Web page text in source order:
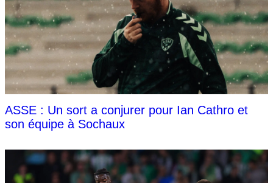
ASSE : Un sort a conjurer pour Ian Cathro et
son équipe à Sochaux